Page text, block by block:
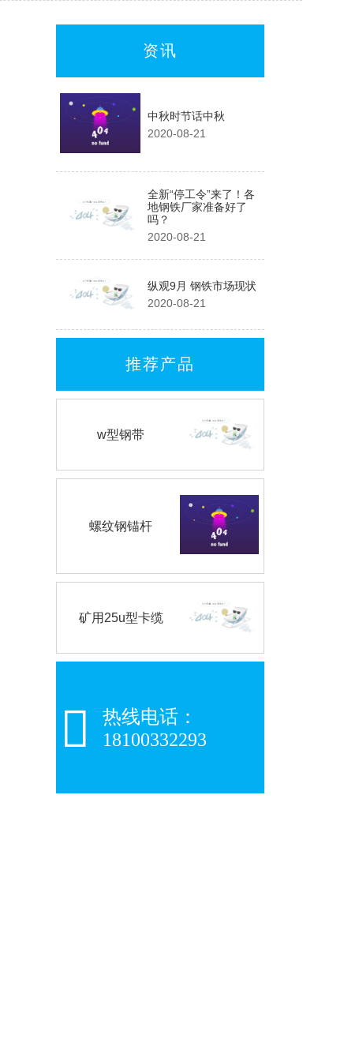
资讯
中秋时节话中秋
2020-08-21
全新“停工令”来了！各
地钢铁厂家准备好了
吗？
2020-08-21
纵观9月 钢铁市场现状
2020-08-21
推荐产品
w型钢带
螺纹钢锚杆
矿用25u型卡缆

热线电话：
18100332293